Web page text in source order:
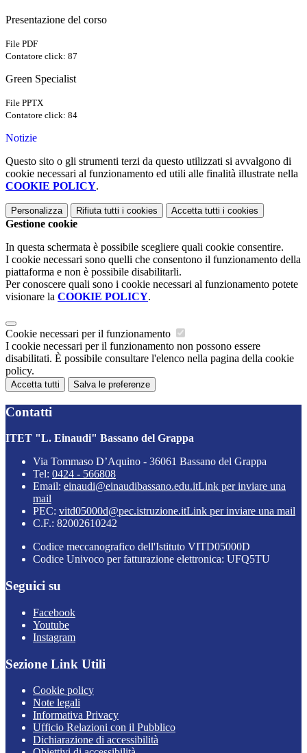
Presentazione del corso
File PDF
Contatore click: 87
Green Specialist
File PPTX
Contatore click: 84
Notizie
Questo sito o gli strumenti terzi da questo utilizzati si avvalgono di
cookie necessari al funzionamento ed utili alle finalità illustrate nella
COOKIE POLICY.
Personalizza Rifiuta tutti i cookies Accetta tutti i cookies
Gestione cookie
In questa schermata è possibile scegliere quali cookie consentire.
I cookie necessari sono quelli che consentono il funzionamento della
piattaforma e non è possibile disabilitarli.
Per conoscere quali sono i cookie necessari al funzionamento potete
visionare la COOKIE POLICY.
Cookie necessari per il funzionamento
I cookie necessari per il funzionamento non possono essere
disabilitati. È possibile consultare l'elenco nella pagina della cookie
policy.
Accetta tutti Salva le preferenze
Contatti
ITET "L. Einaudi" Bassano del Grappa
Via Tommaso D’Aquino - 36061 Bassano del Grappa
Tel: 0424 - 566808
Email: einaudi@einaudibassano.edu.itLink per inviare una
mail
PEC: vitd05000d@pec.istruzione.itLink per inviare una mail
C.F.: 82002610242
Codice meccanografico dell'Istituto VITD05000D
Codice Univoco per fatturazione elettronica: UFQ5TU
Seguici su
Facebook
Youtube
Instagram
Sezione Link Utili
Cookie policy
Note legali
Informativa Privacy
Ufficio Relazioni con il Pubblico
Dichiarazione di accessibilità